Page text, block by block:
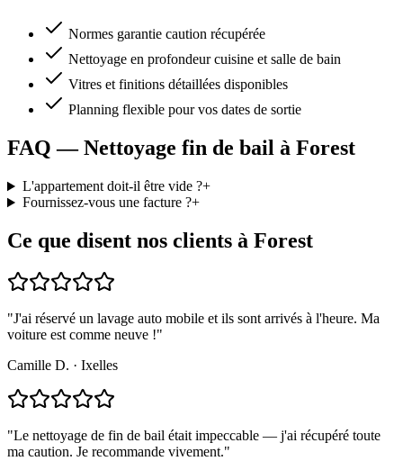
Normes garantie caution récupérée
Nettoyage en profondeur cuisine et salle de bain
Vitres et finitions détaillées disponibles
Planning flexible pour vos dates de sortie
FAQ — Nettoyage fin de bail à Forest
L'appartement doit-il être vide ?+
Fournissez-vous une facture ?+
Ce que disent nos clients à Forest
"J'ai réservé un lavage auto mobile et ils sont arrivés à l'heure. Ma
voiture est comme neuve !"
Camille D. · Ixelles
"Le nettoyage de fin de bail était impeccable — j'ai récupéré toute
ma caution. Je recommande vivement."